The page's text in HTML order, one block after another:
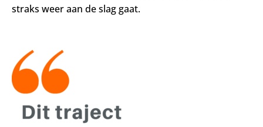
straks weer aan de slag gaat.